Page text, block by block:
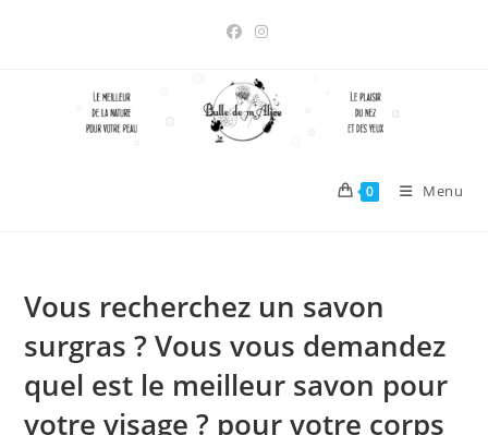
0 Menu
Vous recherchez un savon
surgras ? Vous vous demandez
quel est le meilleur savon pour
votre visage ? pour votre corps